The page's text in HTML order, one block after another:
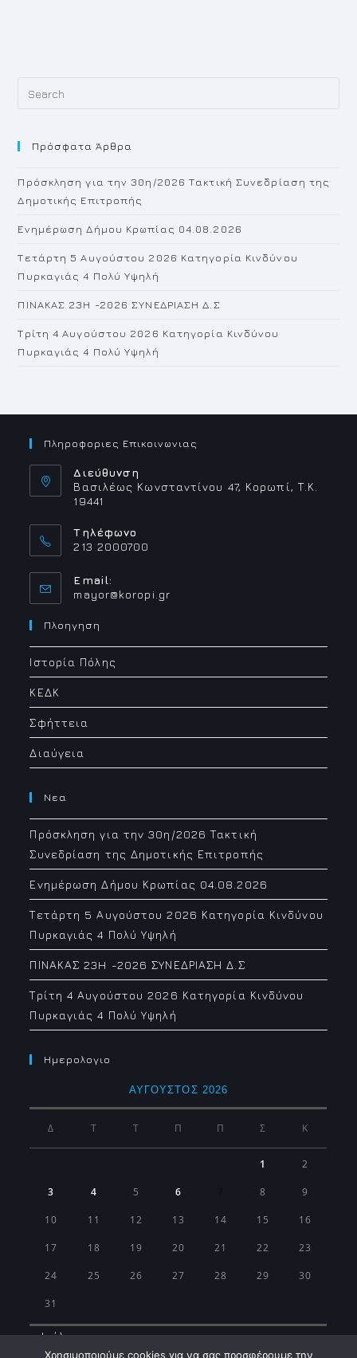
Πρόσφατα Άρθρα
Πρόσκληση για την 30η/2026 Τακτική Συνεδρίαση της
Δημοτικής Επιτροπής
Ενημέρωση Δήμου Κρωπίας 04.08.2026
Τετάρτη 5 Αυγούστου 2026 Κατηγορία Κινδύνου
Πυρκαγιάς 4 Πολύ Υψηλή
ΠΙΝΑΚΑΣ 23H -2026 ΣΥΝΕΔΡΙΑΣΗ Δ.Σ
Τρίτη 4 Αυγούστου 2026 Κατηγορία Κινδύνου
Πυρκαγιάς 4 Πολύ Υψηλή
Πληροφοριες Επικοινωνιας
Διεύθυνση
Βασιλέως Κωνσταντίνου 47, Κορωπί, Τ.Κ.
19441
Τηλέφωνο
213 2000700
Email:
mayor@koropi.grOpens
Πλοηγηση
Ιστορία Πόλης
ΚΕΔΚ
Σφήττεια
Διαύγεια
Νεα
Πρόσκληση για την 30η/2026 Τακτική
Συνεδρίαση της Δημοτικής Επιτροπής
Ενημέρωση Δήμου Κρωπίας 04.08.2026
Τετάρτη 5 Αυγούστου 2026 Κατηγορία Κινδύνου
Πυρκαγιάς 4 Πολύ Υψηλή
ΠΙΝΑΚΑΣ 23H -2026 ΣΥΝΕΔΡΙΑΣΗ Δ.Σ
Τρίτη 4 Αυγούστου 2026 Κατηγορία Κινδύνου
Πυρκαγιάς 4 Πολύ Υψηλή
Ημερολογιο
ΑΎΓΟΥΣΤΟΣ 2026
Δ Τ Τ Π Π Σ Κ
1 2
3 4 5 6 8 9
10 11 12 13 14 15 16
17 18 19 20 21 22 23
24 25 26 27 28 29 30
31
« Ιούλ
Χρησιμοποιούμε cookies για να σας προσφέρουμε την